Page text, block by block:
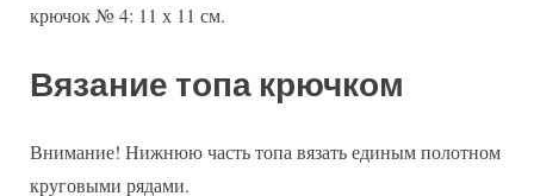
крючок № 4: 11 х 11 см.
Вязание топа крючком
Внимание! Нижнюю часть топа вязать единым полотном
круговыми рядами.